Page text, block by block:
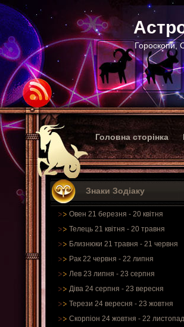
Гороскопи,
Головна сторінка
Знаки Зодіаку
Овен 21 березня - 20 квітня
Телець 21 квітня - 20 травня
Близнюки 21 травня - 21 червня
Рак 22 червня - 22 липня
Лев 23 липня - 23 серпня
Діва 24 серпня - 23 вересня
Терези 24 вересня - 23 жовтня
Скорпіон 24 жовтня - 22